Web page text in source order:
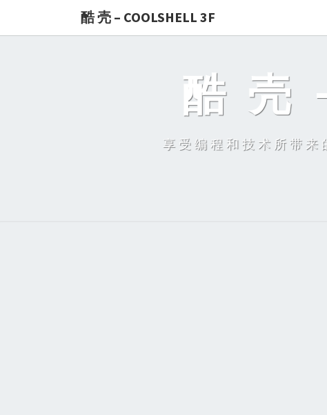
酷 壳 – COOLSHELL 3F
酷 壳
享受编程和技术所